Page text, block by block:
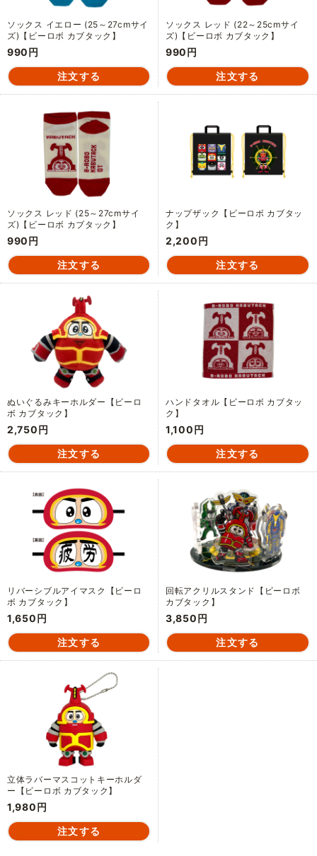
ソックス イエロー (25～27cmサイ
ズ)【ビーロボ カブタック】
990円
ソックス レッド (22～25cmサイ
ズ)【ビーロボ カブタック】
990円
ソックス レッド (25～27cmサイ
ズ)【ビーロボ カブタック】
990円
ナップザック【ビーロボ カブタッ
ク】
2,200円
ぬいぐるみキーホルダー【ビーロ
ボ カブタック】
2,750円
ハンドタオル【ビーロボ カブタッ
ク】
1,100円
リバーシブルアイマスク【ビーロ
ボ カブタック】
1,650円
回転アクリルスタンド【ビーロボ
カブタック】
3,850円
立体ラバーマスコットキーホルダ
ー【ビーロボ カブタック】
1,980円